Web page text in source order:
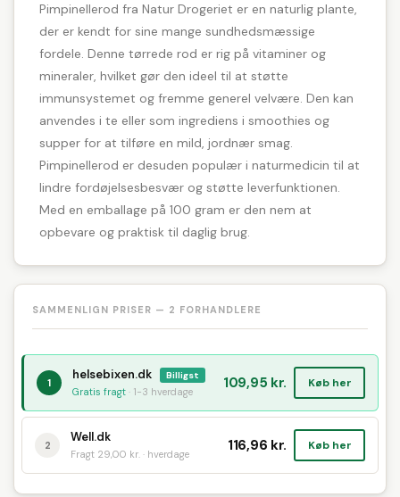
Pimpinellerod fra Natur Drogeriet er en naturlig plante,
der er kendt for sine mange sundhedsmæssige
fordele. Denne tørrede rod er rig på vitaminer og
mineraler, hvilket gør den ideel til at støtte
immunsystemet og fremme generel velvære. Den kan
anvendes i te eller som ingrediens i smoothies og
supper for at tilføre en mild, jordnær smag.
Pimpinellerod er desuden populær i naturmedicin til at
lindre fordøjelsesbesvær og støtte leverfunktionen.
Med en emballage på 100 gram er den nem at
opbevare og praktisk til daglig brug.
SAMMENLIGN PRISER — 2 FORHANDLERE
1
helsebixen.dk Billigst
Gratis fragt · 1-3 hverdage 109,95 kr. Køb her
2
Well.dk
Fragt 29,00 kr. · hverdage 116,96 kr. Køb her